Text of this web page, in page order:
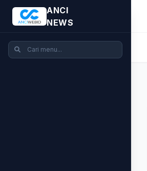
ANCI
NEWS